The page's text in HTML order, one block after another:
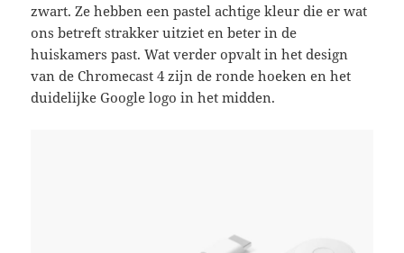
zwart. Ze hebben een pastel achtige kleur die er wat
ons betreft strakker uitziet en beter in de
huiskamers past. Wat verder opvalt in het design
van de Chromecast 4 zijn de ronde hoeken en het
duidelijke Google logo in het midden.